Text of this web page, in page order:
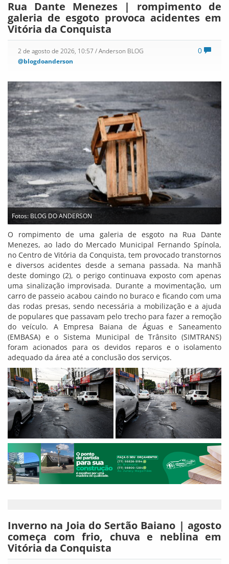
Rua Dante Menezes | rompimento de
galeria de esgoto provoca acidentes em
Vitória da Conquista
0
2 de agosto de 2026, 10:57 / Anderson BLOG
@blogdoanderson
Fotos: BLOG DO ANDERSON
O rompimento de uma galeria de esgoto na Rua Dante
Menezes, ao lado do Mercado Municipal Fernando Spínola,
no Centro de Vitória da Conquista, tem provocado transtornos
e diversos acidentes desde a semana passada. Na manhã
deste domingo (2), o perigo continuava exposto com apenas
uma sinalização improvisada. Durante a movimentação, um
carro de passeio acabou caindo no buraco e ficando com uma
das rodas presas, sendo necessária a mobilização e a ajuda
de populares que passavam pelo trecho para fazer a remoção
do veículo. A Empresa Baiana de Águas e Saneamento
(EMBASA) e o Sistema Municipal de Trânsito (SIMTRANS)
foram acionados para os devidos reparos e o isolamento
adequado da área até a conclusão dos serviços.
Inverno na Joia do Sertão Baiano | agosto
começa com frio, chuva e neblina em
Vitória da Conquista